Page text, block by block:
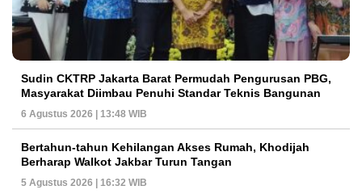
Sudin CKTRP Jakarta Barat Permudah Pengurusan PBG,
Masyarakat Diimbau Penuhi Standar Teknis Bangunan
6 Agustus 2026 | 13:48 WIB
Bertahun-tahun Kehilangan Akses Rumah, Khodijah
Berharap Walkot Jakbar Turun Tangan
5 Agustus 2026 | 16:32 WIB